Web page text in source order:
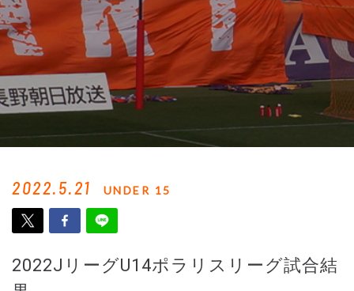
2022.5.21 UNDER 15
2022JリーグU14ポラリスリーグ試合結